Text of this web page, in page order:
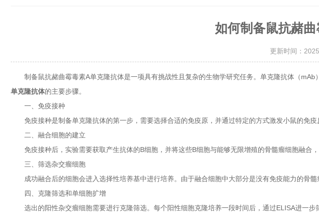
如何制备鼠抗赭
更新时间：
制备鼠抗赭曲霉毒素A单克隆抗体是一项具有挑战性且复杂的生物学研究任务。单克隆抗体（mAb
单克隆抗体的主要步骤。
一、免疫接种
免疫接种是制备单克隆抗体的第一步，需要选择合适的免疫原，并通过特定的方式激发小鼠的免疫
二、融合细胞的建立
免疫接种后，实验需要获取产生抗体的B细胞，并将这些B细胞与能够无限增殖的骨髓瘤细胞融合，
三、筛选杂交瘤细胞
成功融合后的细胞会进入选择性培养基中进行培养。由于融合细胞中大部分是没有免疫能力的骨髓
四、克隆筛选和单细胞扩增
选出的阳性杂交瘤细胞需要进行克隆筛选。每个阳性细胞克隆培养一段时间后，通过ELISA进一步